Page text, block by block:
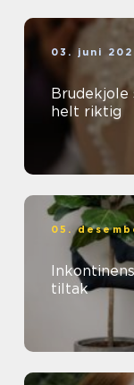
03. juni
Brudekjole slik finner du kjolen som føles
helt riktig
05.
tiltak